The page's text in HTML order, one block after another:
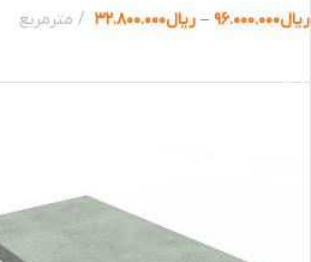
ریال۹۶.۰۰۰.۰۰۰ – ریال۳۲.۸۰۰.۰۰۰ مترمربع